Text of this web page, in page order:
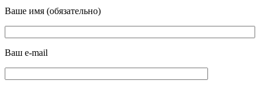
Ваше имя (обязательно)
Ваш e-mail